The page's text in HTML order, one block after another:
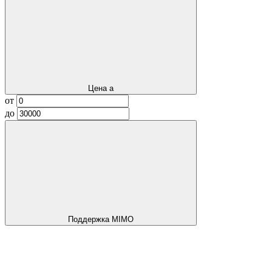
Цена a
от
до
Поддержка MIMO